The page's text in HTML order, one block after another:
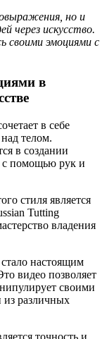
но и
через искусство.
своими эмоциями с
в
в себе
телом.
в создании
с помощью рук и
стиля является
Tutting
владения
настоящим
видео позволяет
своими
из различных
точность и